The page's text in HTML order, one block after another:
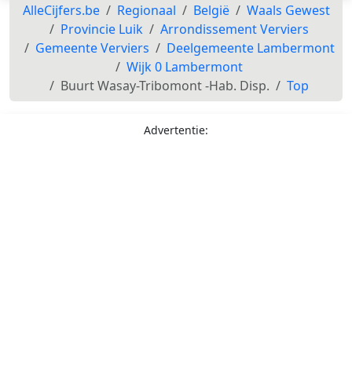
AlleCijfers.be Regionaal België
Waals Gewest
Provincie Luik
Arrondissement Verviers
Gemeente Verviers
Deelgemeente Lambermont
Wijk 0 Lambermont
Buurt Wasay-Tribomont -Hab. Disp.
Top
Advertentie: